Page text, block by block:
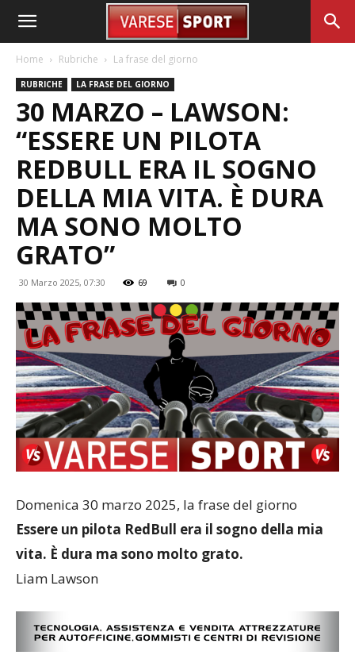
Home Rubriche La frase del giorno
RUBRICHE LA FRASE DEL GIORNO
30 MARZO – LAWSON:
“ESSERE UN PILOTA
REDBULL ERA IL SOGNO
DELLA MIA VITA. È DURA
MA SONO MOLTO
GRATO”
30 Marzo 2025, 07:30 69 0
Domenica 30 marzo 2025, la frase del giorno
Essere un pilota RedBull era il sogno della mia
vita. È dura ma sono molto grato.
Liam Lawson